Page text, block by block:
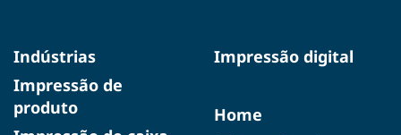
Indústrias
Impressão de
produto
Impressão digital
Home